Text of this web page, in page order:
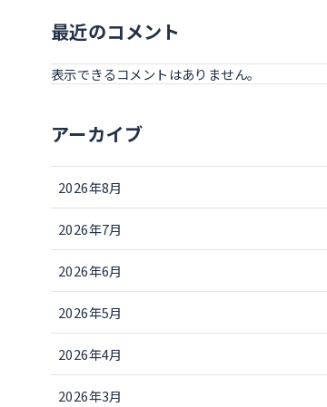
最近のコメント
表示できるコメントはありません。
アーカイブ
2026年8月
2026年7月
2026年6月
2026年5月
2026年4月
2026年3月